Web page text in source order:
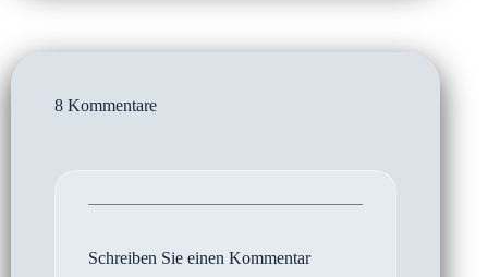
8 Kommentare
Schreiben Sie einen Kommentar